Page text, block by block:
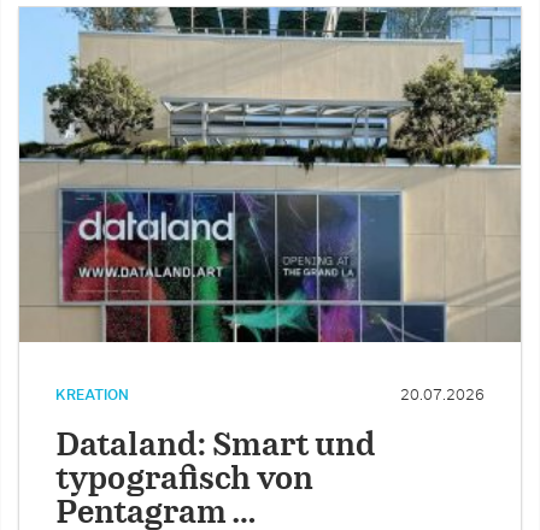
KREATION 20.07.2026
Dataland: Smart und
typografisch von
Pentagram …